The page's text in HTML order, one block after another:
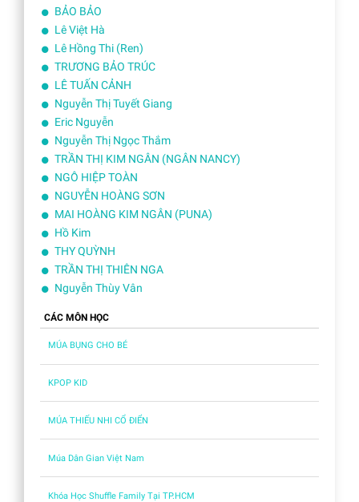
BẢO BẢO
Lê Việt Hà
Lê Hồng Thi (Ren)
TRƯƠNG BẢO TRÚC
LÊ TUẤN CẢNH
Nguyễn Thị Tuyết Giang
Eric Nguyễn
Nguyễn Thị Ngọc Thắm
TRẦN THỊ KIM NGÂN (NGÂN NANCY)
NGÔ HIỆP TOÀN
NGUYỄN HOÀNG SƠN
MAI HOÀNG KIM NGÂN (PUNA)
Hồ Kim
THY QUỲNH
TRẦN THỊ THIÊN NGA
Nguyễn Thùy Vân
CÁC MÔN HỌC
MÚA BỤNG CHO BÉ
KPOP KID
MÚA THIẾU NHI CỔ ĐIỂN
Múa Dân Gian Việt Nam
Khóa Học Shuffle Family Tại TP.HCM